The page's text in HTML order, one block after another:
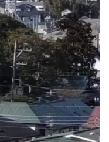
火事・火災